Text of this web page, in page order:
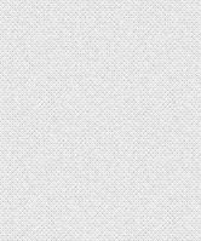
su regreso tras más de dos